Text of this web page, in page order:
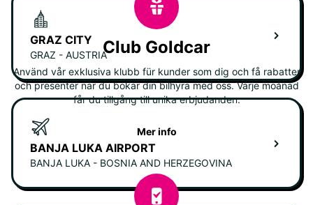
GRAZ CITY
GRAZ - AUSTRIA
BANJA LUKA AIRPORT
BANJA LUKA - BOSNIA AND HERZEGOVINA
Club Goldcar
Använd vår exklusiva klubb für kunder som dig och få rabatter
och presenter när du bokar din bilhyra med oss. Varje moånad
får du tillgång till unika erbjudanden.
Mer info